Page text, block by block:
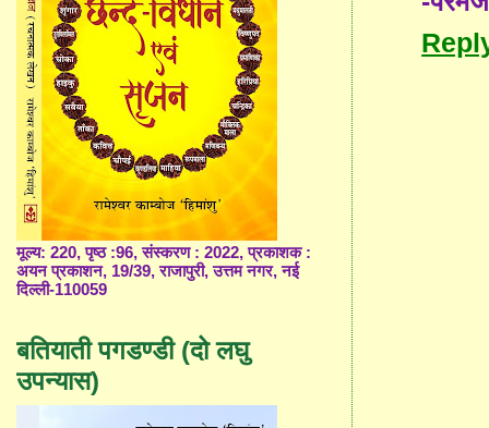
मूल्य: 220, पृष्ठ :96, संस्करण : 2022, प्रकाशक :
अयन प्रकाशन, 19/39, राजापुरी, उत्तम नगर, नई
दिल्ली-110059
बतियाती पगडण्डी (दो लघु
उपन्यास)